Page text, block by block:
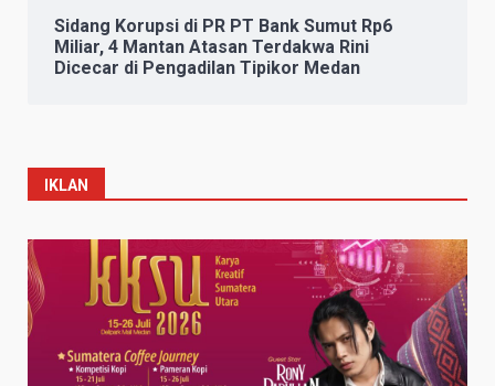
Sidang Korupsi di PR PT Bank Sumut Rp6
Miliar, 4 Mantan Atasan Terdakwa Rini
Dicecar di Pengadilan Tipikor Medan
IKLAN